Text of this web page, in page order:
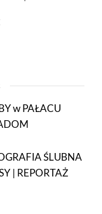
w PAŁACU
ŚLUBNA
| REPORTAŻ